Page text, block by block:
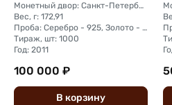
Монетный двор: Санкт-Петербургский (СПМД)
Вес, г: 172,91
Проба: Серебро - 925, Золото - 999
Тираж, шт: 1000
Год: 2011
100 000 ₽
В корзину